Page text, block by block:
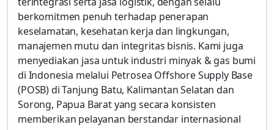
berkomitmen penuh terhadap penerapan
keselamatan, kesehatan kerja dan lingkungan,
manajemen mutu dan integritas bisnis. Kami juga
menyediakan jasa untuk industri minyak & gas bumi
di Indonesia melalui Petrosea Offshore Supply Base
(POSB) di Tanjung Batu, Kalimantan Selatan dan
Sorong, Papua Barat yang secara konsisten
memberikan pelayanan berstandar internasional